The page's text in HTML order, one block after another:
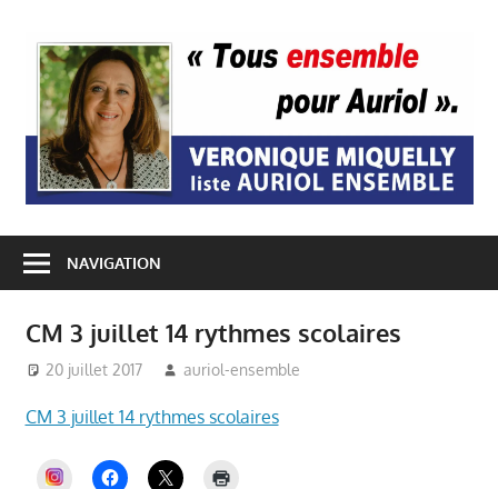
contenu
NAVIGATION
CM 3 juillet 14 rythmes scolaires
20 juillet 2017 auriol-ensemble
CM 3 juillet 14 rythmes scolaires
INSTAGRAM